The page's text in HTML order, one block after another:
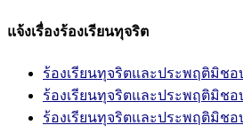
แจ้งเรื่องร้องเรียนทุจริต
ร้องเรียนทุจริตและประพฤติมิชอ
ร้องเรียนทุจริตและประพฤติมิชอ
ร้องเรียนทุจริตและประพฤติมิชอ